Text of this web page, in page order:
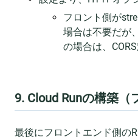
フロント側が
場合は不要だが
の場合は、
9. Cloud Runの構築（
最後にフロントエンド側の